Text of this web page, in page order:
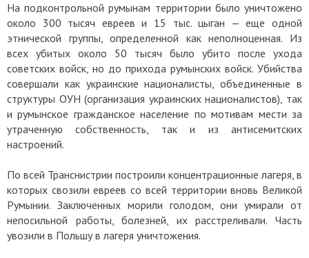
На подконтрольной румынам территории было уничтожено
около 300 тысяч евреев и 15 тыс. цыган — еще одной
этнической группы, определенной как неполноценная. Из
всех убитых около 50 тысяч было убито после ухода
советских войск, но до прихода румынских войск. Убийства
совершали как украинские националисты, объединенные в
структуры ОУН (организация украинских националистов), так
и румынское гражданское население по мотивам мести за
утраченную собственность, так и из антисемитских
настроений.
По всей Транснистрии построили концентрационные лагеря, в
которых свозили евреев со всей территории вновь Великой
Румынии. Заключенных морили голодом, они умирали от
непосильной работы, болезней, их расстреливали. Часть
увозили в Польшу в лагеря уничтожения.